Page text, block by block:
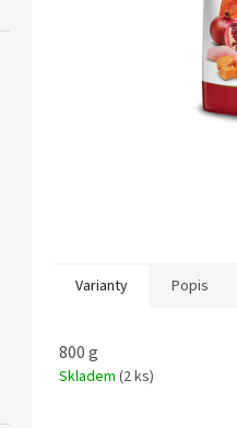
Varianty Popis
800 g
Skladem (2 ks)